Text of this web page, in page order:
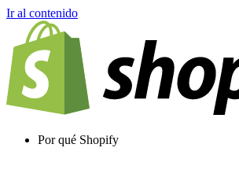
Ir al contenido
Por qué Shopify